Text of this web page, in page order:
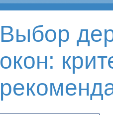
Выбор
окон: